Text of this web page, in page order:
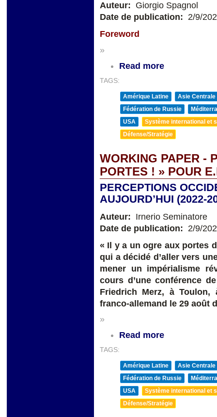
Auteur: Giorgio Spagnol
Date de publication: 2/9/
Foreword
»
Read more
TAGS:
Amérique Latine
Asie Centrale
Fédération de Russie
USA
Système international et
Défense/Stratégie
WORKING PAPER -
PORTES ! » POUR
PERCEPTIONS
AUJOURD’HUI (2022-
Auteur: Irnerio Seminatore
Date de publication: 2/9/
« Il y a un ogre aux portes
qui a décidé d’aller vers
mener un impérialisme
cours d’une conférence
Friedrich Merz, à Toulon,
franco-allemand le 29 août
»
Read more
TAGS:
Amérique Latine
Asie Centrale
Fédération de Russie
USA
Système international et
Défense/Stratégie